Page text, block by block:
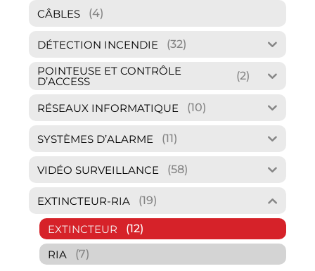
CÂBLES (4)
DÉTECTION INCENDIE
(32)
POINTEUSE ET CONTRÔLE
D’ACCESS (2)
RÉSEAUX INFORMATIQUE (10)
SYSTÈMES D’ALARME (11)
VIDÉO SURVEILLANCE (58)
EXTINCTEUR-RIA (19)
EXTINCTEUR
(12)
RIA
(7)